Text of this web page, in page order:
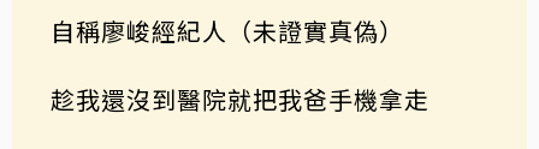
自稱廖峻經紀人（未證實真偽）
趁我還沒到醫院就把我爸手機拿走